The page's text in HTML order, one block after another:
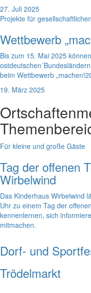
27. Juli 2025
Projekte für
Wettbewerb
Bis zum 15. Mai 2025
beim Wettbewerb
19. März 2025
Ortschaften
Für kleine und große Gäste
Tag der offenen
Wirbelwind
Das Kinderhaus Wirbelwind
Uhr zu einem Tag der
kennenlernen, sich
mitmachen.
Dorf- und
Trödelmarkt